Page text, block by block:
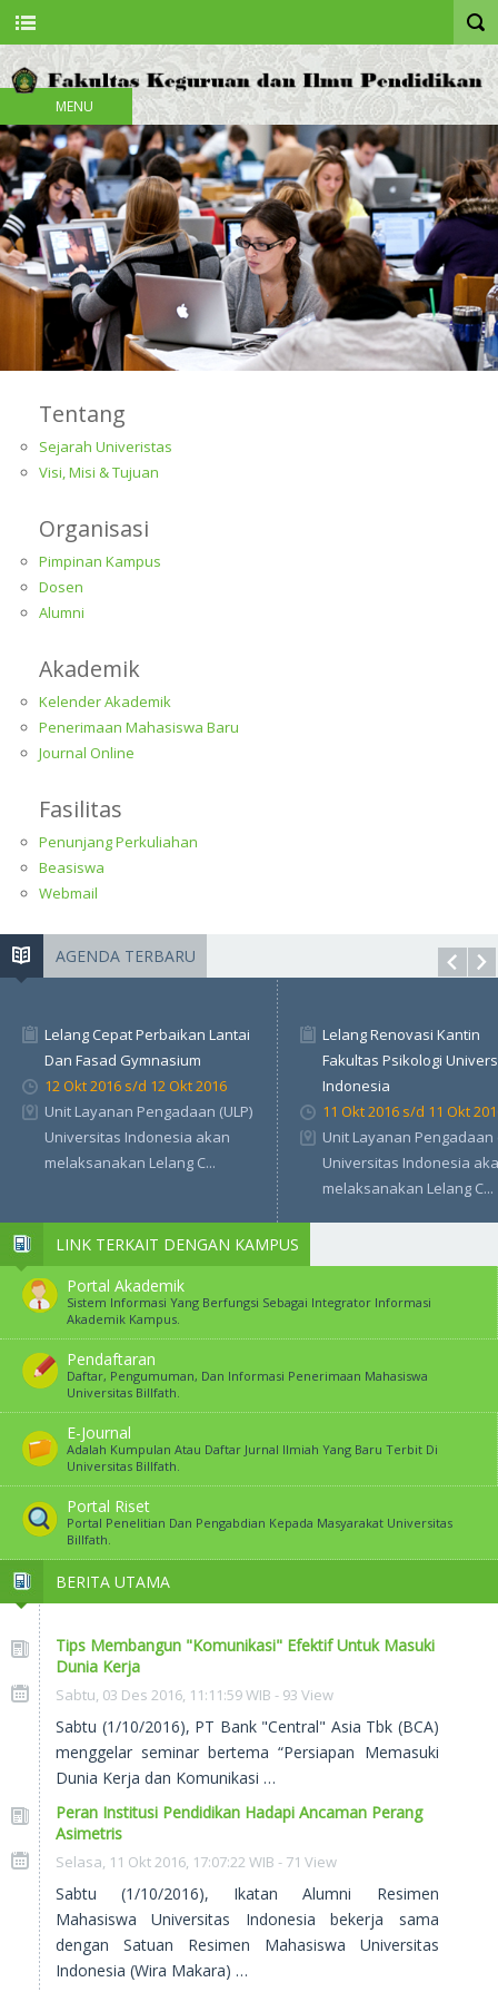
MENU
Tentang
Sejarah Univeristas
Visi, Misi & Tujuan
Organisasi
Pimpinan Kampus
Dosen
Alumni
Akademik
Kelender Akademik
Penerimaan Mahasiswa Baru
Journal Online
Fasilitas
Penunjang Perkuliahan
Beasiswa
Webmail
AGENDA TERBARU
Lelang Cepat Perbaikan Lantai
Dan Fasad Gymnasium
12 Okt 2016 s/d 12 Okt 2016
Unit Layanan Pengadaan (ULP)
Universitas Indonesia akan
melaksanakan Lelang C...
Lelang Renovasi Kantin
Fakultas Psikologi
Indonesia
11 Okt 2016 s/d 11 Okt
Unit Layanan Pengadaan
Universitas Indonesia
melaksanakan Lelang C...
LINK TERKAIT DENGAN KAMPUS
Portal Akademik
Sistem Informasi Yang Berfungsi Sebagai Integrator Informasi
Akademik Kampus.
Pendaftaran
Daftar, Pengumuman, Dan Informasi Penerimaan Mahasiswa
Universitas Billfath.
E-Journal
Adalah Kumpulan Atau Daftar Jurnal Ilmiah Yang Baru Terbit Di
Universitas Billfath.
Portal Riset
Portal Penelitian Dan Pengabdian Kepada Masyarakat Universitas
Billfath.
BERITA UTAMA
Tips Membangun "Komunikasi" Efektif Untuk Masuki
Dunia Kerja
Sabtu, 03 Des 2016, 11:11:59 WIB - 93 View
Sabtu (1/10/2016), PT Bank "Central" Asia Tbk (BCA)
menggelar seminar bertema “Persiapan Memasuki
Dunia Kerja dan Komunikasi …
Peran Institusi Pendidikan Hadapi Ancaman Perang
Asimetris
Selasa, 11 Okt 2016, 17:07:22 WIB - 71 View
Sabtu (1/10/2016), Ikatan Alumni Resimen
Mahasiswa Universitas Indonesia bekerja sama
dengan Satuan Resimen Mahasiswa Universitas
Indonesia (Wira Makara) …